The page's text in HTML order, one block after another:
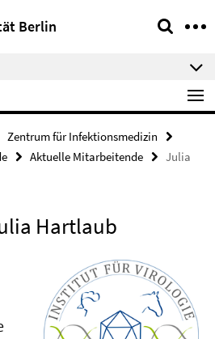
Berlin
Zentrum für Infektionsmedizin
Aktuelle Mitarbeitende
Julia
Hartlaub